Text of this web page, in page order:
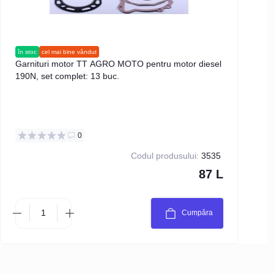
în stoc cel mai bine vândut
Garnituri motor TT AGRO MOTO pentru motor diesel
190N, set complet: 13 buc.
0
Codul produsului: 3535
87 L
Cumpăra